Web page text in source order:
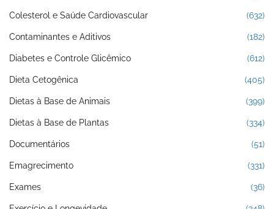
Colesterol e Saúde Cardiovascular (632)
Contaminantes e Aditivos (182)
Diabetes e Controle Glicêmico (612)
Dieta Cetogênica (405)
Dietas à Base de Animais (399)
Dietas à Base de Plantas (334)
Documentários (51)
Emagrecimento (331)
Exames (36)